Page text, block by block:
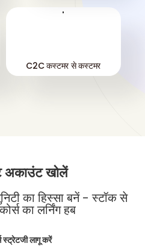
'
C2C कस्टमर से कस्टमर
अकाउंट खोलें
का हिस्सा बनें - स्टॉक से
का लर्निंग हब
स्ट्रेटजी लागू करें